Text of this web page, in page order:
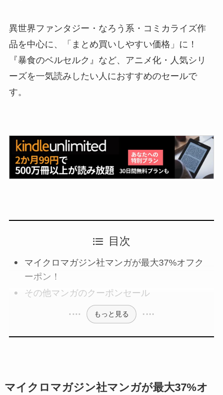
異世界ファンタジー・なろう系・コミカライズ作
品を中心に、「まとめ買いしやすい価格」に！
『暴食のベルセルク』など、アニメ化・人気シリ
ーズを一気読みしたい人におすすめのセールで
す。
目次
マイクロマガジン社マンガが最大37%オフク
ーポン！
その他マンガのクーポンセール
もっと見る
マイクロマガジン社マンガが最大37%オ